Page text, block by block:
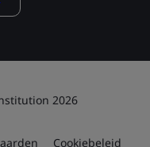
2026
Cookiebeleid